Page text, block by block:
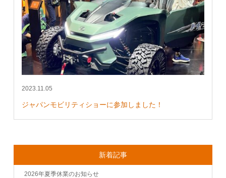
2023.11.05
ジャパンモビリティショーに参加しました！
新着記事
2026年夏季休業のお知らせ